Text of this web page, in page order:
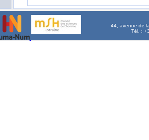
44, avenue de
Tél. :